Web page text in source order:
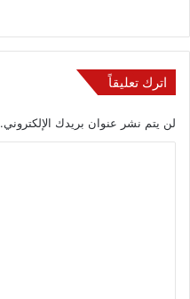
اترك تعليقاً
لن يتم نشر عنوان بريدك الإلكتروني.